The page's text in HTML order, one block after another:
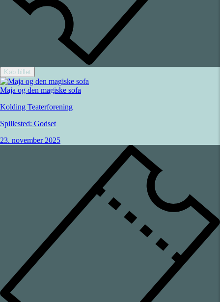
Køb billet
Maja og den magiske sofa
Kolding Teaterforening
Spillested: Godset
23. november 2025